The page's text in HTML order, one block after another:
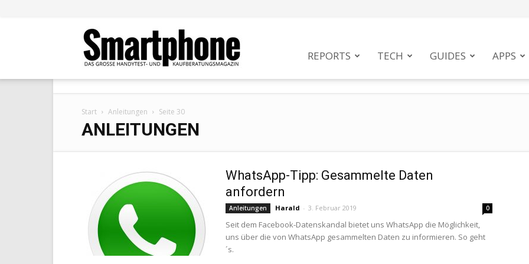
REPORTS TECH GUIDES APPS
Start Anleitungen Seite 30
ANLEITUNGEN
WhatsApp-Tipp: Gesammelte Daten
anfordern
Anleitungen Harald - 3. Februar 2019 0
Seit dem Facebook-Datenskandal bietet uns WhatsApp die Möglichkeit,
uns über die von WhatsApp gesammelten Daten zu informieren. So geht
´s.